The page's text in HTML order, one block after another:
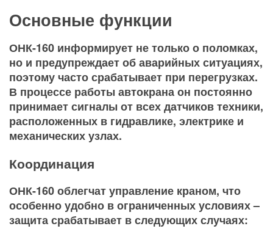
Основные функции
ОНК-160 информирует не только о поломках,
но и предупреждает об аварийных ситуациях,
поэтому часто срабатывает при перегрузках.
В процессе работы автокрана он постоянно
принимает сигналы от всех датчиков техники,
расположенных в гидравлике, электрике и
механических узлах.
Координация
ОНК-160 облегчат управление краном, что
особенно удобно в ограниченных условиях –
защита срабатывает в следующих случаях: